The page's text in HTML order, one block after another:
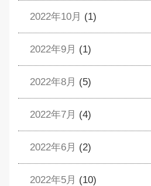
2022年10月 (1)
2022年9月 (1)
2022年8月 (5)
2022年7月 (4)
2022年6月 (2)
2022年5月 (10)